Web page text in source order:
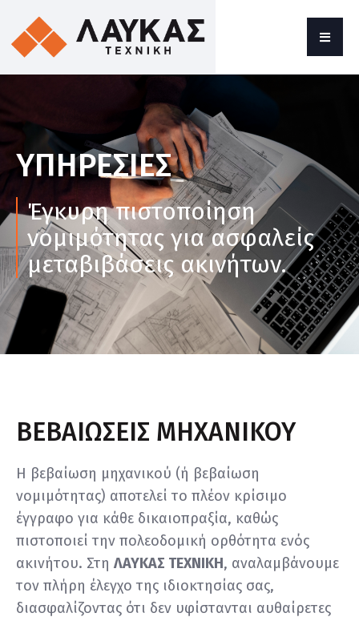
ΥΠΗΡΕΣΙΕΣ
Έγκυρη πιστοποίηση
νομιμότητας για ασφαλείς
μεταβιβάσεις ακινήτων.
ΒΕΒΑΙΩΣΕΙΣ ΜΗΧΑΝΙΚΟΥ
Η βεβαίωση μηχανικού (ή βεβαίωση
νομιμότητας) αποτελεί το πλέον κρίσιμο
έγγραφο για κάθε δικαιοπραξία, καθώς
πιστοποιεί την πολεοδομική ορθότητα ενός
ακινήτου. Στη ΛΑΥΚΑΣ ΤΕΧΝΙΚΗ, αναλαμβάνουμε
τον πλήρη έλεγχο της ιδιοκτησίας σας,
διασφαλίζοντας ότι δεν υφίστανται αυθαίρετες